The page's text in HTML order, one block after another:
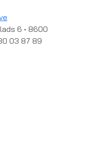
6 • 8600
03 87 89